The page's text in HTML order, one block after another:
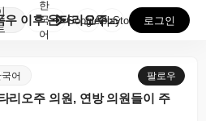
캐나다 데이 폭우 이후 온타리오주 의원, 연방 의원들이...
한
국
어
GooglePlay
AppStore 로그인
어 팔로우
리오주 의원, 연방 의원들이 주